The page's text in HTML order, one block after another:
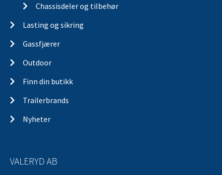
Chassisdeler og tilbehør
Lasting og sikring
Gassfjærer
Outdoor
Finn din butikk
Trailerbrands
Nyheter
VALERYD AB